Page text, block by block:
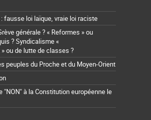
fausse loi laïque, vraie loi raciste
générale ? « Reformes » ou
? Syndicalisme «
ou de lutte de classes ?
peuples du Proche et du Moyen-Orient
"NON" à la Constitution européenne le